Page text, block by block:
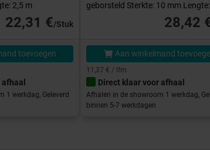
2,5 m
22,31 €/Stuk
toevoegen
1 werkdag, Geleverd
geborsteld Sterkte: 10 mm
28,42
Aan winkelmand
11,37 € / lfm
Direct klaar voor afhaal
Afhalen in de showroom 1 werkdag,
binnen 5-7 werkdagen